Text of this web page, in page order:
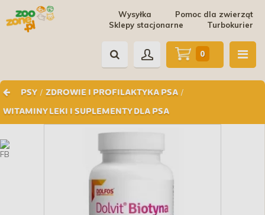
Pomoc dla zwierząt
Wysyłka
Turbokurier
Sklepy stacjonarne
PSY / ZDROWIE I PROFILAKTYKA PSA /
WITAMINY LEKI I SUPLEMENTY DLA PSA
0